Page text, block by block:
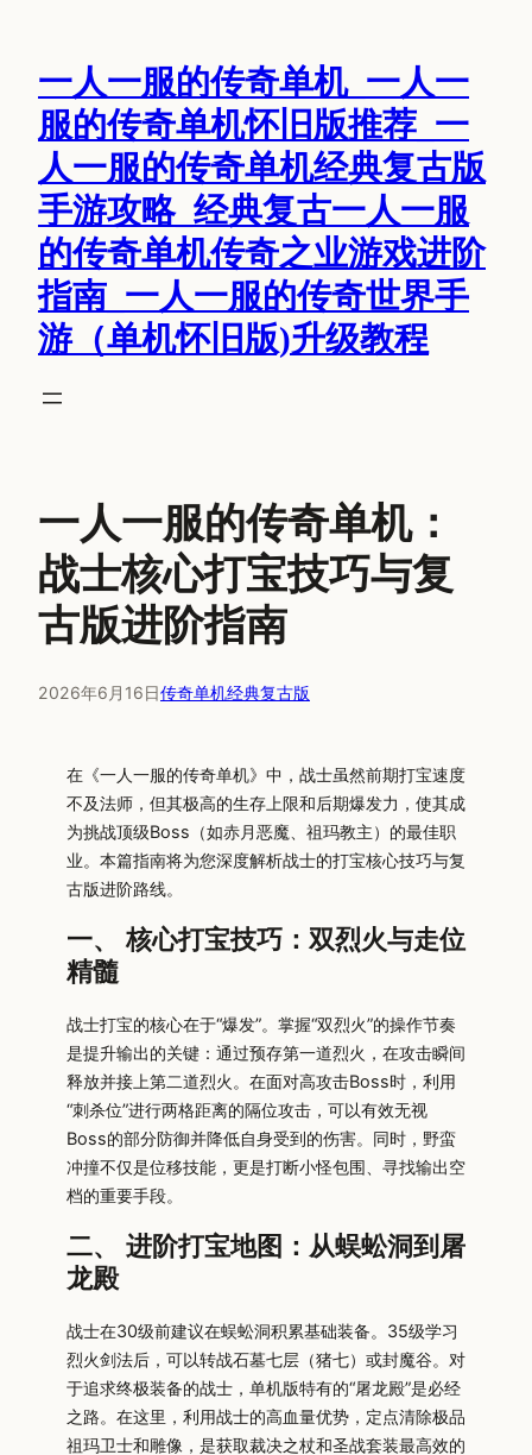
一人一服的传奇单机_一人一
服的传奇单机怀旧版推荐_一
人一服的传奇单机经典复古版
手游攻略_经典复古一人一服
的传奇单机传奇之业游戏进阶
指南_一人一服的传奇世界手
游（单机怀旧版)升级教程
一人一服的传奇单机：
战士核心打宝技巧与复
古版进阶指南
2026年6月16日传奇单机经典复古版
在《一人一服的传奇单机》中，战士虽然前期打宝速度
不及法师，但其极高的生存上限和后期爆发力，使其成
为挑战顶级Boss（如赤月恶魔、祖玛教主）的最佳职
业。本篇指南将为您深度解析战士的打宝核心技巧与复
古版进阶路线。
一、 核心打宝技巧：双烈火与走位
精髓
战士打宝的核心在于“爆发”。掌握“双烈火”的操作节奏
是提升输出的关键：通过预存第一道烈火，在攻击瞬间
释放并接上第二道烈火。在面对高攻击Boss时，利用
“刺杀位”进行两格距离的隔位攻击，可以有效无视
Boss的部分防御并降低自身受到的伤害。同时，野蛮
冲撞不仅是位移技能，更是打断小怪包围、寻找输出空
档的重要手段。
二、 进阶打宝地图：从蜈蚣洞到屠
龙殿
战士在30级前建议在蜈蚣洞积累基础装备。35级学习
烈火剑法后，可以转战石墓七层（猪七）或封魔谷。对
于追求终极装备的战士，单机版特有的“屠龙殿”是必经
之路。在这里，利用战士的高血量优势，定点清除极品
祖玛卫士和雕像，是获取裁决之杖和圣战套装最高效的